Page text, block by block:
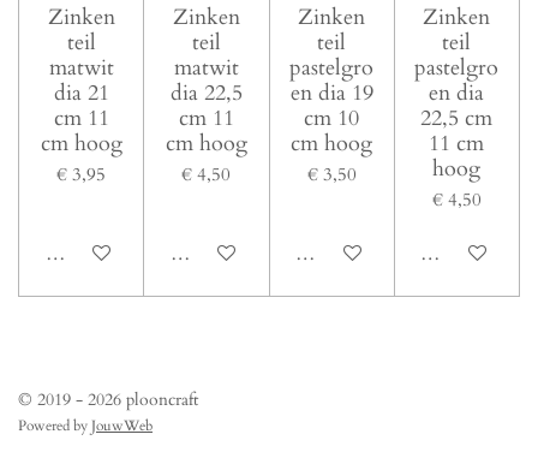
Zinken
teil
matwit
dia 21
cm 11
cm hoog
€ 3,95
In winkelwagen
Zinken
teil
matwit
dia 22,5
cm 11
cm hoog
€ 4,50
In winkelwagen
Zinken
teil
pastelgro
en dia 19
cm 10
cm hoog
€ 3,50
In winkelwagen
Zinken
teil
pastelgro
en dia
22,5 cm
11 cm
hoog
€ 4,50
In
© 2019 - 2026 plooncraft
Powered byJouwWeb